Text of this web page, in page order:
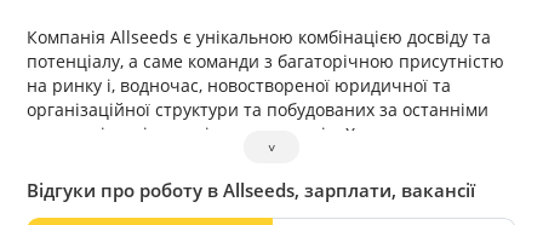
Компанія Allseeds є унікальною комбінацією досвіду та
потенціалу, а саме команди з багаторічною присутністю
на ринку і, водночас, новоствореної юридичної та
організаційної структури та побудованих за останніми
технологіями індустріальних активів. Хоча торгова марка
та керівництво компанії відомі на ринку вже понад 15
років (раніше як «Зерноторговельна компанія»), у своїй
новій формі Олсідз існує з 2010 року.
˅
Відгуки про роботу в Allseeds, зарплати, вакансії